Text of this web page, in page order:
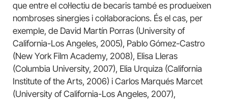
que entre el col·lectiu de becaris també es produeixen
nombroses sinergies i col·laboracions. És el cas, per
exemple, de David Martín Porras (University of
California-Los Angeles, 2005), Pablo Gómez-Castro
(New York Film Academy, 2008), Elisa Lleras
(Columbia University, 2007), Elia Urquiza (California
Institute of the Arts, 2006) i Carlos Marqués Marcet
(University of California-Los Angeles, 2007),